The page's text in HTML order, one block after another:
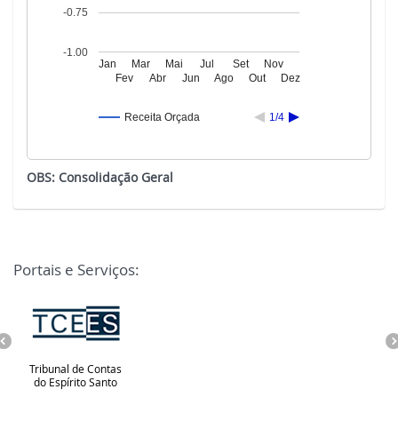
Receita Orçada 1/4
Jan
Fev
Mar
Abr
Mai
Jun
Jul
Ago
Set
Out
Nov
Dez
-1.00
-0.75
OBS: Consolidação Geral
Portais e Serviços:
Tribunal de Contas
do Espírito Santo